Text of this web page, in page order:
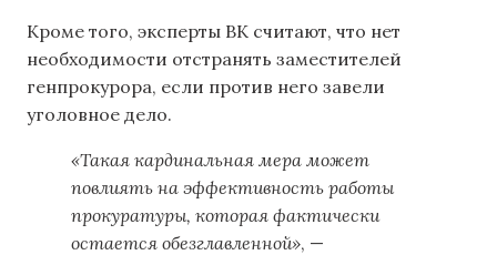
Кроме того, эксперты ВК считают, что нет
необходимости отстранять заместителей
генпрокурора, если против него завели
уголовное дело.
«Такая кардинальная мера может
повлиять на эффективность работы
прокуратуры, которая фактически
остается обезглавленной», —